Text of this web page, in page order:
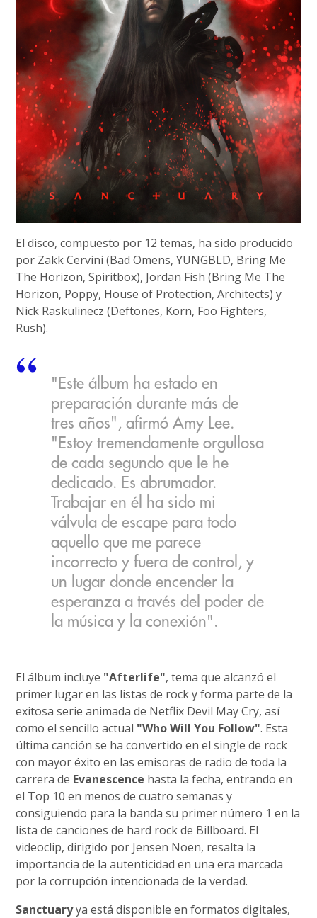
El disco, compuesto por 12 temas, ha sido producido
por Zakk Cervini (Bad Omens, YUNGBLD, Bring Me
The Horizon, Spiritbox), Jordan Fish (Bring Me The
Horizon, Poppy, House of Protection, Architects) y
Nick Raskulinecz (Deftones, Korn, Foo Fighters,
Rush).
"Este álbum ha estado en
preparación durante más de
tres años", afirmó Amy Lee.
"Estoy tremendamente orgullosa
de cada segundo que le he
dedicado. Es abrumador.
Trabajar en él ha sido mi
válvula de escape para todo
aquello que me parece
incorrecto y fuera de control, y
un lugar donde encender la
esperanza a través del poder de
la música y la conexión".
El álbum incluye "Afterlife", tema que alcanzó el
primer lugar en las listas de rock y forma parte de la
exitosa serie animada de Netflix Devil May Cry, así
como el sencillo actual "Who Will You Follow". Esta
última canción se ha convertido en el single de rock
con mayor éxito en las emisoras de radio de toda la
carrera de Evanescence hasta la fecha, entrando en
el Top 10 en menos de cuatro semanas y
consiguiendo para la banda su primer número 1 en la
lista de canciones de hard rock de Billboard. El
videoclip, dirigido por Jensen Noen, resalta la
importancia de la autenticidad en una era marcada
por la corrupción intencionada de la verdad.
Sanctuaryya está disponible en formatos digitales,